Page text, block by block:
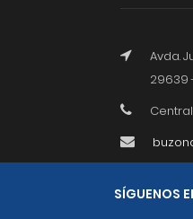
Avda.
29639
SÍGUENOS